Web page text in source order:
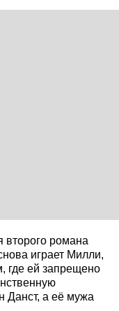
второго романа
играет Милли,
где ей запрещено
Данст, а её мужа